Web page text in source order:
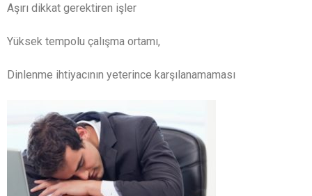
Aşırı dikkat gerektiren işler
Yüksek tempolu çalışma ortamı,
Dinlenme ihtiyacının yeterince karşılanamaması